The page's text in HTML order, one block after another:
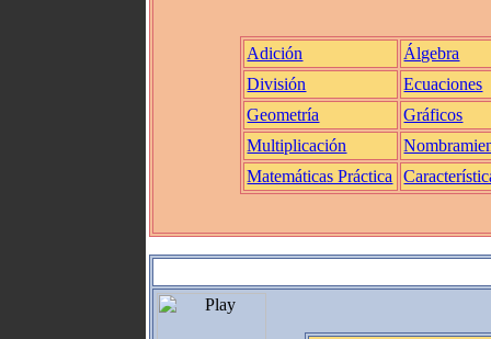
Adición
Álgebra
División
Ecuaciones
Geometría
Gráficos
Multiplicación
Matemáticas Práctica